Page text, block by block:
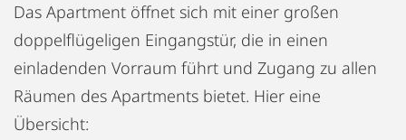
Das Apartment öffnet sich mit einer großen
doppelflügeligen Eingangstür, die in einen
einladenden Vorraum führt und Zugang zu allen
Räumen des Apartments bietet. Hier eine
Übersicht: